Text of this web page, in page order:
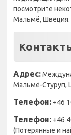
посмотрите
Мальмё, Швеция.
Адрес:
Мальмё-Стуруп,
Телефон: +46
Телефон: +46
(Потерянные и